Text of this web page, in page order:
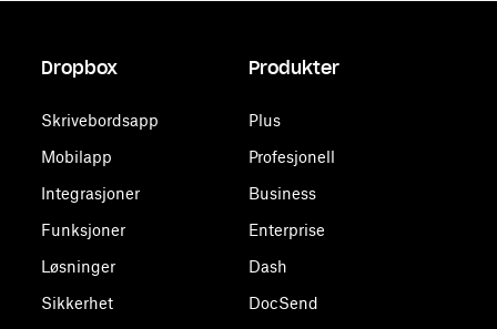
Dropbox
Skrivebordsapp
Mobilapp
Integrasjoner
Funksjoner
Løsninger
Sikkerhet
Produkter
Plus
Profesjonell
Business
Enterprise
Dash
DocSend